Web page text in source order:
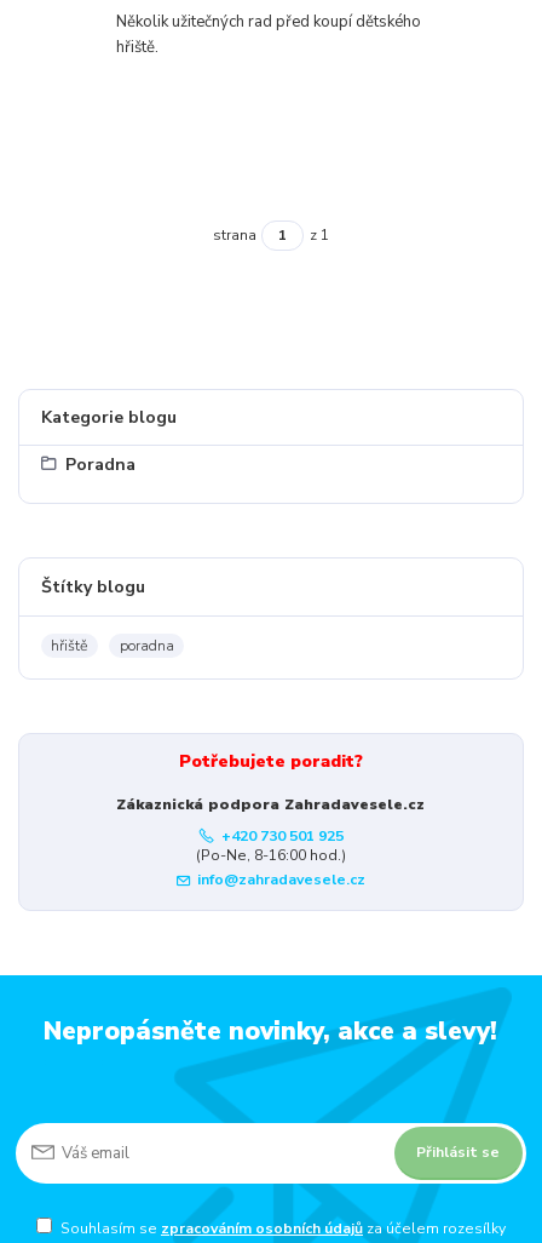
Kategorie blogu
Poradna
Štítky blogu
hřiště poradna
Potřebujete poradit?
Zákaznická podpora Zahradavesele.cz
+420 730 501 925
(Po-Ne, 8-16:00 hod.)
info@zahradavesele.cz
Několik užitečných rad před koupí dětského
hřiště.
strana z 1
Nepropásněte novinky, akce a slevy!
Přihlásit se
Souhlasím se zpracováním osobních údajůza účelem rozesílky